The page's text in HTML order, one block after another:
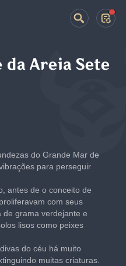
da Areia Sete
do Grande Mar de
para perseguir
antes de o conceito de
com seus
grama verdejante e
lisos como peixes
do céu há muito
muitas criaturas.